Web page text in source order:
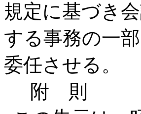
規定に基づき
する事務の一
委任させる。
附 則